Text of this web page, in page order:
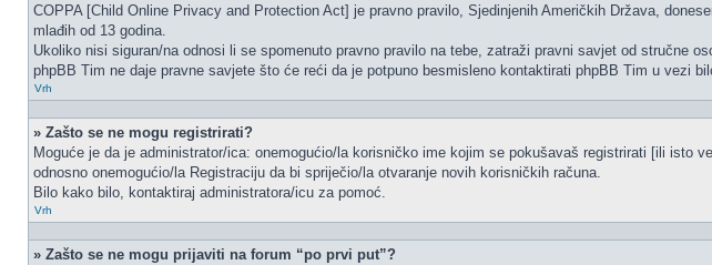
COPPA [Child Online Privacy and Protection Act] je pravno pravilo, Sjedinjenih Američkih Država,
mlađih od 13 godina.
Ukoliko nisi siguran/na odnosi li se spomenuto pravno pravilo na tebe, zatraži pravni savjet od stručne
phpBB Tim ne daje pravne savjete što će reći da je potpuno besmisleno kontaktirati phpBB Tim u vezi
Vrh
» Zašto se ne mogu registrirati?
Moguće je da je administrator/ica: onemogućio/la korisničko ime kojim se pokušavaš registrirati [ili
odnosno onemogućio/la Registraciju da bi spriječio/la otvaranje novih korisničkih računa.
Bilo kako bilo, kontaktiraj administratora/icu za pomoć.
Vrh
» Zašto se ne mogu prijaviti na forum “po prvi put”?